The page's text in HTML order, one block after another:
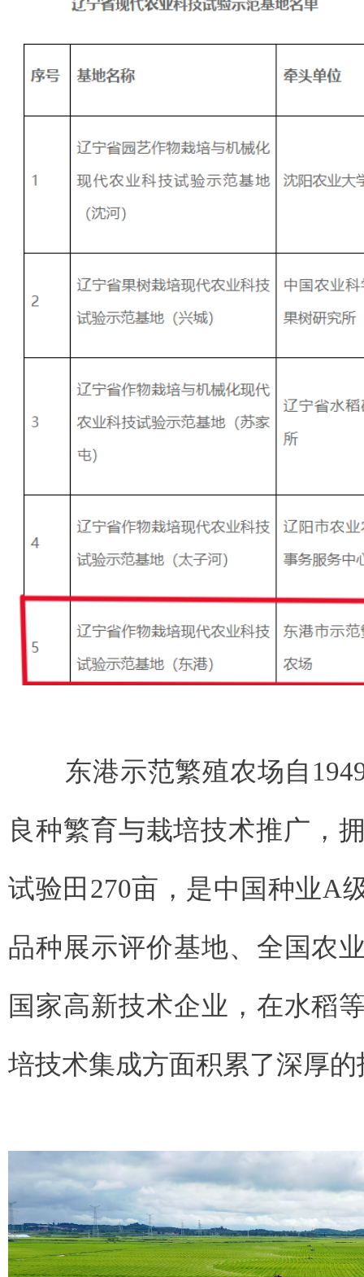
东港示范繁殖农场自1949
良种繁育与栽培技术推广，
试验田270亩，是中国种业A
品种展示评价基地、全国农
国家高新技术企业，在水稻
培技术集成方面积累了深厚